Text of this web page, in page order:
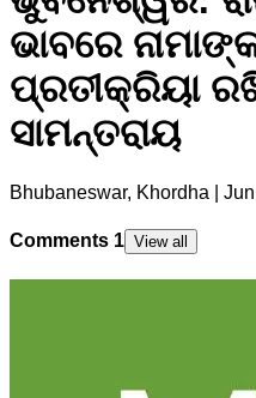
ଭାବରେ
ପ୍ରତୀକ୍ରିୟା
ସାମନ୍ତରାୟ
Bhubaneswar, Khordha
Comments 1 View all